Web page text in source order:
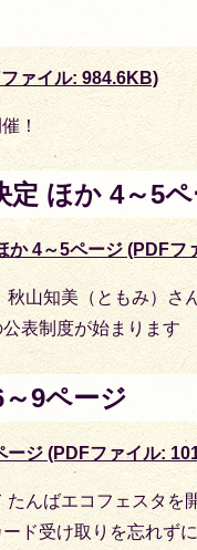
ァイル: 984.6KB)
！
定 ほか 4～5
か 4～5ページ (PDFフ
山知美（ともみ）さ
表制度が始まります
9ページ
ージ (PDFファイル:
んばエコフェスタを
ド受け取りを忘れずに